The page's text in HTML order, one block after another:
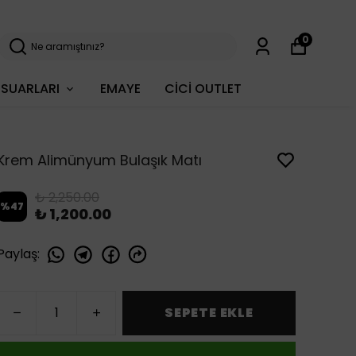
EMAYE CİCİ OUTLET
0
Alimünyum Bulaşık Matı
%47 ₺ 2,250.00
₺ 1,200.00
:
SEPETE EKLE